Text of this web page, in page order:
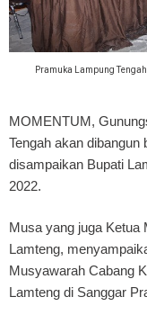
Pramuka Lampung
MOMENTUM,
Tengah akan
disampaikan Bupati
2022.
Musa yang juga Ketua
Lamteng,
Musyawarah Cabang
Lamteng di Sanggar